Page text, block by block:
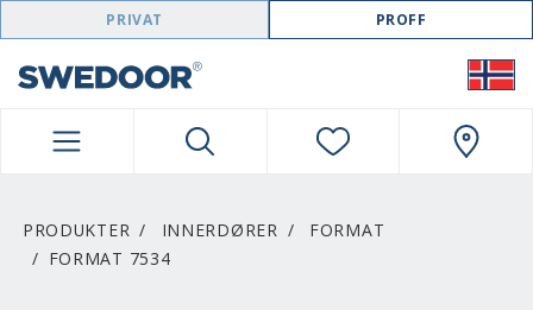
SWEDOOR NAVIGATION
PRIVAT PROFF
PRODUKTER INNERDØRER
FORMAT
FORMAT 7534